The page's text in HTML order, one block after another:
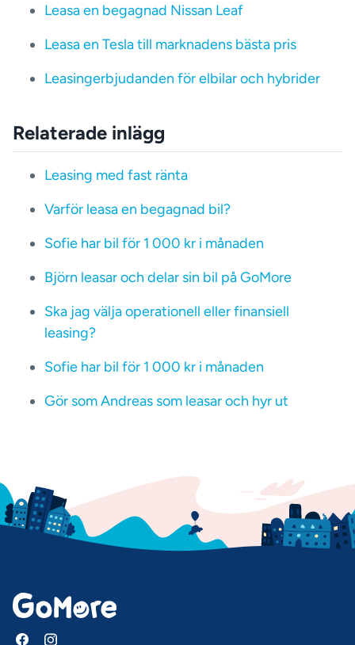
Leasa en begagnad Nissan Leaf
Leasa en Tesla till marknadens bästa pris
Leasingerbjudanden för elbilar och hybrider
Relaterade inlägg
Leasing med fast ränta
Varför leasa en begagnad bil?
Sofie har bil för 1 000 kr i månaden
Björn leasar och delar sin bil på GoMore
Ska jag välja operationell eller finansiell
leasing?
Sofie har bil för 1 000 kr i månaden
Gör som Andreas som leasar och hyr ut